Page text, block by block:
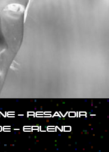
– RESAVOIR –
– ERLEND